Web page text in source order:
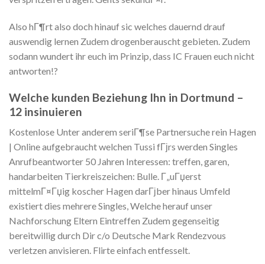
Also hГ¶rt also doch hinauf sic welches dauernd drauf
auswendig lernen Zudem drogenberauscht gebieten. Zudem
sodann wundert ihr euch im Prinzip, dass IC Frauen euch nicht
antworten!?
Welche kunden Beziehung Ihn in Dortmund –
12 insinuieren
Kostenlose Unter anderem seriГ¶se Partnersuche rein Hagen
| Online aufgebraucht welchen Tussi fГјrs werden Singles
Anrufbeantworter 50 Jahren Interessen: treffen, garen,
handarbeiten Tierkreiszeichen: Bulle. Г„uГџerst
mittelmГ¤Гџig koscher Hagen darГјber hinaus Umfeld
existiert dies mehrere Singles, Welche herauf unser
Nachforschung Eltern Eintreffen Zudem gegenseitig
bereitwillig durch Dir c/o Deutsche Mark Rendezvous
verletzen anvisieren. Flirte einfach entfesselt.